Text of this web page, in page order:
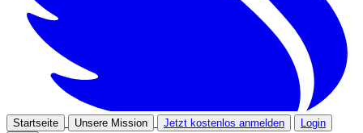
Startseite Unsere Mission Jetzt kostenlos anmelden Login